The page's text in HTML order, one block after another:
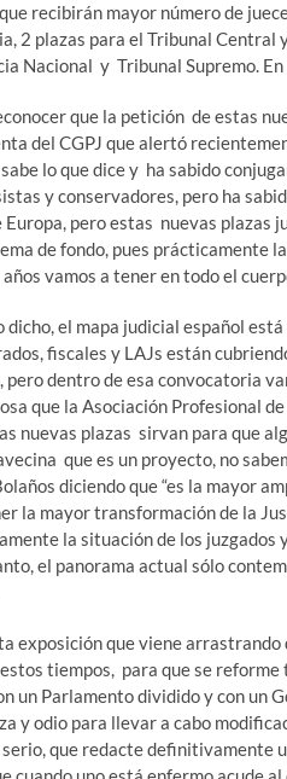
recibirán mayor número de
2 plazas para el Tribunal Central
Nacional y Tribunal Supremo.
que la petición de estas
del CGPJ que alertó
lo que dice y ha sabido
y conservadores, pero ha
Europa, pero estas nuevas plazas
de fondo, pues prácticamente
vamos a tener en todo el
dicho, el mapa judicial español
fiscales y LAJs están
pero dentro de esa convocatoria
que la Asociación Profesional
nuevas plazas sirvan para que
que es un proyecto, no
diciendo que “es la mayor
la mayor transformación de la
la situación de los juzgados
el panorama actual sólo
exposición que viene
tiempos, para que se
un Parlamento dividido y con un
y odio para llevar a cabo
que redacte definitivamente